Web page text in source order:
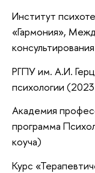
Институт
«Гармония»,
РГПУ им. А.И.
психологии
Академия
программа
коуча)
Курс